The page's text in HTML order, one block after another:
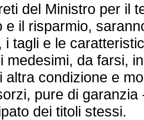
del Ministro per il
e il risparmio,
i tagli e le
medesimi, da farsi,
altra condizione e
pure di
dei titoli stessi.